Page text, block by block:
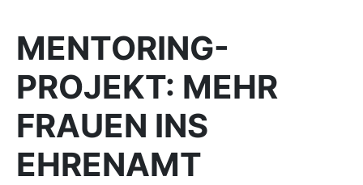
MENTORING-
PROJEKT: MEHR
FRAUEN INS
EHRENAMT